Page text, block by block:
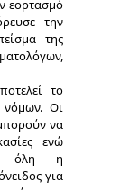
εορτασμό
την
της
το
νόμων. Οι
να
ενώ
όλη η
για